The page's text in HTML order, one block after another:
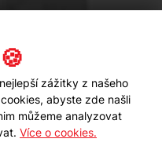
Sledujte nás
zážitky z našeho
abyste zde našli
můžeme analyzovat
Více o cookies.